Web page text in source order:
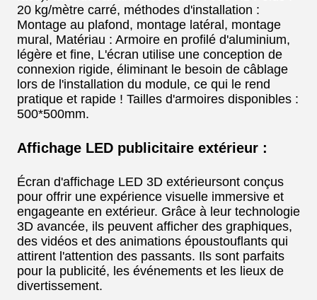
20 kg/mètre carré, méthodes d'installation :
Montage au plafond, montage latéral, montage
mural, Matériau : Armoire en profilé d'aluminium,
légère et fine, L'écran utilise une conception de
connexion rigide, éliminant le besoin de câblage
lors de l'installation du module, ce qui le rend
pratique et rapide ! Tailles d'armoires disponibles :
500*500mm.
Affichage LED publicitaire extérieur :
Écran d'affichage LED 3D extérieursont conçus
pour offrir une expérience visuelle immersive et
engageante en extérieur. Grâce à leur technologie
3D avancée, ils peuvent afficher des graphiques,
des vidéos et des animations époustouflants qui
attirent l'attention des passants. Ils sont parfaits
pour la publicité, les événements et les lieux de
divertissement.